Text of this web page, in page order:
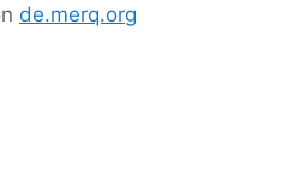
de.merq.org